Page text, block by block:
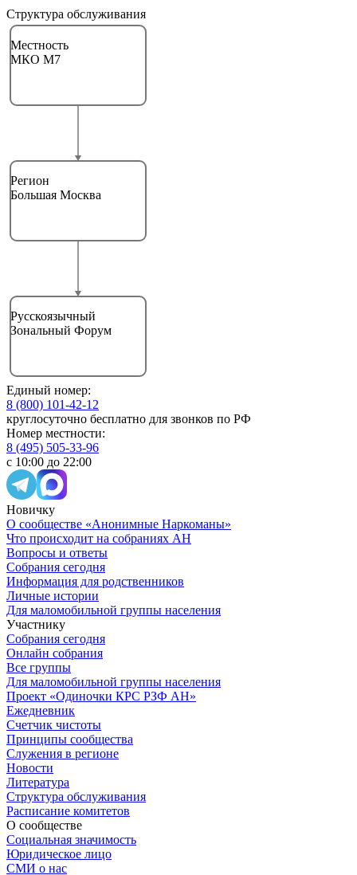
Структура обслуживания
Местность
МКО М7
Регион
Большая Москва
Русскоязычный
Зональный Форум
Единый номер:
8 (800) 101-42-12
круглосуточно бесплатно для звонков по РФ
Номер местности:
8 (495) 505-33-96
с 10:00 до 22:00
Новичку
О сообществе «Анонимные Наркоманы»
Что происходит на собраниях АН
Вопросы и ответы
Собрания сегодня
Информация для родственников
Личные истории
Для маломобильной группы населения
Участнику
Собрания сегодня
Онлайн собрания
Все группы
Для маломобильной группы населения
Проект «Одиночки КРС РЗФ АН»
Ежедневник
Счетчик чистоты
Принципы сообщества
Служения в регионе
Новости
Литература
Структура обслуживания
Расписание комитетов
О сообществе
Социальная значимость
Юридическое лицо
СМИ о нас